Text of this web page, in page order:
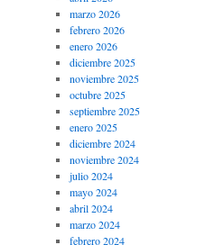
marzo 2026
febrero 2026
enero 2026
diciembre 2025
noviembre 2025
octubre 2025
septiembre 2025
enero 2025
diciembre 2024
noviembre 2024
julio 2024
mayo 2024
abril 2024
marzo 2024
febrero 2024